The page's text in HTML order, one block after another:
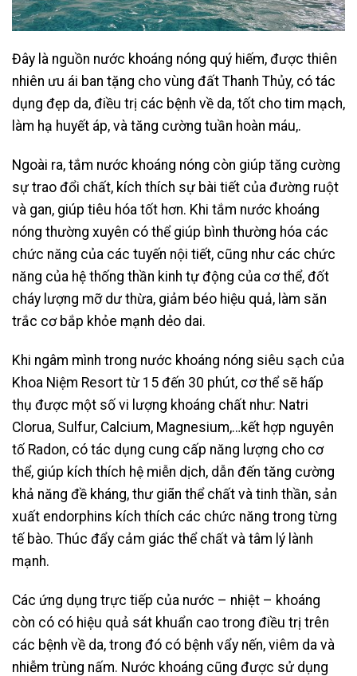
Đây là nguồn nước khoáng nóng quý hiếm, được thiên
nhiên ưu ái ban tặng cho vùng đất Thanh Thủy, có tác
dụng đẹp da, điều trị các bệnh về da, tốt cho tim mạch,
làm hạ huyết áp, và tăng cường tuần hoàn máu,.
Ngoài ra, tắm nước khoáng nóng còn giúp tăng cường
sự trao đổi chất, kích thích sự bài tiết của đường ruột
và gan, giúp tiêu hóa tốt hơn. Khi tắm nước khoáng
nóng thường xuyên có thể giúp bình thường hóa các
chức năng của các tuyến nội tiết, cũng như các chức
năng của hệ thống thần kinh tự động của cơ thể, đốt
cháy lượng mỡ dư thừa, giảm béo hiệu quả, làm săn
trắc cơ bắp khỏe mạnh dẻo dai.
Khi ngâm mình trong nước khoáng nóng siêu sạch của
Khoa Niệm Resort từ 15 đến 30 phút, cơ thể sẽ hấp
thụ được một số vi lượng khoáng chất như: Natri
Clorua, Sulfur, Calcium, Magnesium,…kết hợp nguyên
tố Radon, có tác dụng cung cấp năng lượng cho cơ
thể, giúp kích thích hệ miễn dịch, dẫn đến tăng cường
khả năng đề kháng, thư giãn thể chất và tinh thần, sản
xuất endorphins kích thích các chức năng trong từng
tế bào. Thúc đẩy cảm giác thể chất và tâm lý lành
mạnh.
Các ứng dụng trực tiếp của nước – nhiệt – khoáng
còn có có hiệu quả sát khuẩn cao trong điều trị trên
các bệnh về da, trong đó có bệnh vẩy nến, viêm da và
nhiễm trùng nấm. Nước khoáng cũng được sử dụng